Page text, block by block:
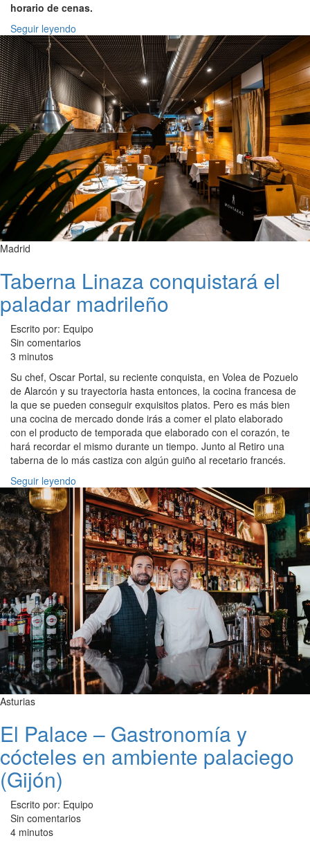
horario de cenas.
Seguir leyendo
Madrid
Taberna Linaza conquistará el
paladar madrileño
Escrito por: Equipo
Sin comentarios
3 minutos
Su chef, Oscar Portal, su reciente conquista, en Volea de Pozuelo
de Alarcón y su trayectoria hasta entonces, la cocina francesa de
la que se pueden conseguir exquisitos platos. Pero es más bien
una cocina de mercado donde irás a comer el plato elaborado
con el producto de temporada que elaborado con el corazón, te
hará recordar el mismo durante un tiempo. Junto al Retiro una
taberna de lo más castiza con algún guiño al recetario francés.
Seguir leyendo
Asturias
El Palace – Gastronomía y
cócteles en ambiente palaciego
(Gijón)
Escrito por: Equipo
Sin comentarios
4 minutos